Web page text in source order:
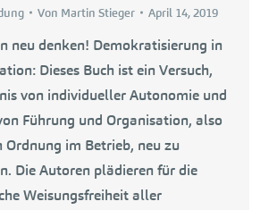
Von Martin Stieger April 14, 2019
neu denken! Demokratisierung in
Dieses Buch ist ein Versuch,
von individueller Autonomie und
Führung und Organisation, also
Ordnung im Betrieb, neu zu
Die Autoren plädieren für die
Weisungsfreiheit aller